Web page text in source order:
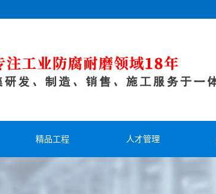
精品工程 人才管理